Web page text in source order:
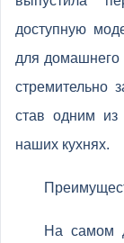
доступную
для домашнего
стремительно
став одним из
наших кухнях.
На самом